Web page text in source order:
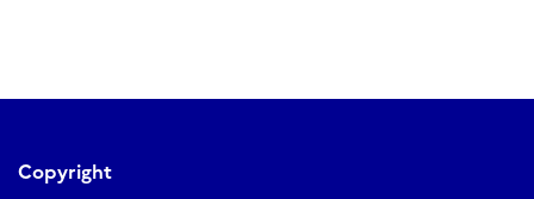
Copyright